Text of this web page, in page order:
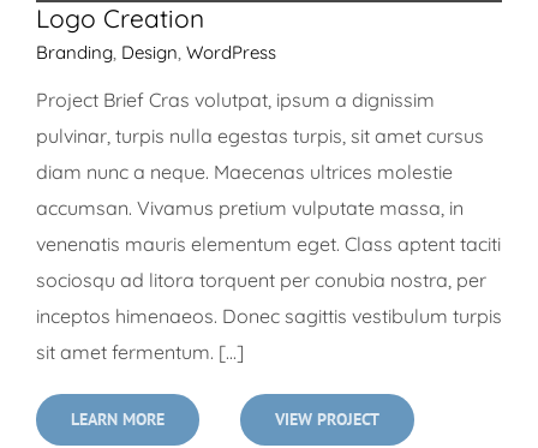
Logo Creation
Branding, Design, WordPress
Project Brief Cras volutpat, ipsum a dignissim
pulvinar, turpis nulla egestas turpis, sit amet cursus
diam nunc a neque. Maecenas ultrices molestie
accumsan. Vivamus pretium vulputate massa, in
venenatis mauris elementum eget. Class aptent taciti
sociosqu ad litora torquent per conubia nostra, per
inceptos himenaeos. Donec sagittis vestibulum turpis
sit amet fermentum. [...]
LEARN MORE VIEW PROJECT